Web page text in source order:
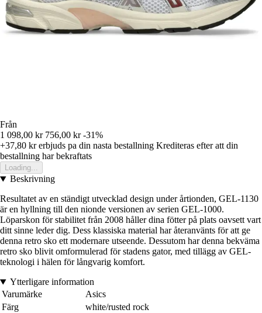
Från
1 098,00 kr 756,00 kr -31%
+37,80 krerbjuds pa din nasta bestallning Krediteras efter att din
bestallning har bekraftats
Loading...
Beskrivning
Resultatet av en ständigt utvecklad design under årtionden, GEL-1130
är en hyllning till den nionde versionen av serien GEL-1000.
Löparskon för stabilitet från 2008 håller dina fötter på plats oavsett vart
ditt sinne leder dig. Dess klassiska material har återanvänts för att ge
denna retro sko ett modernare utseende. Dessutom har denna bekväma
retro sko blivit omformulerad för stadens gator, med tillägg av GEL-
teknologi i hälen för långvarig komfort.
Ytterligare information
Varumärke
Asics
Färg
white/rusted rock